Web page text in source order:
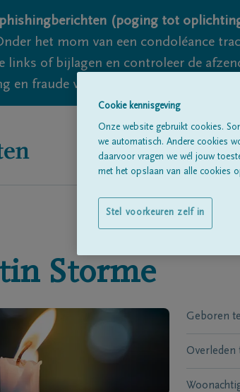
(poging tot
het mom van een condoléance
links of bijlagen en controleer de
en fraude vallen echter nooit volledig
Storme
Geboren te
Overleden
Cookie kennisgeving
Onze website gebruikt cookies.
we automatisch. Andere cookies
daarvoor vragen we wél jouw
met het opslaan van alle cookies
Stel voorkeuren zelf in